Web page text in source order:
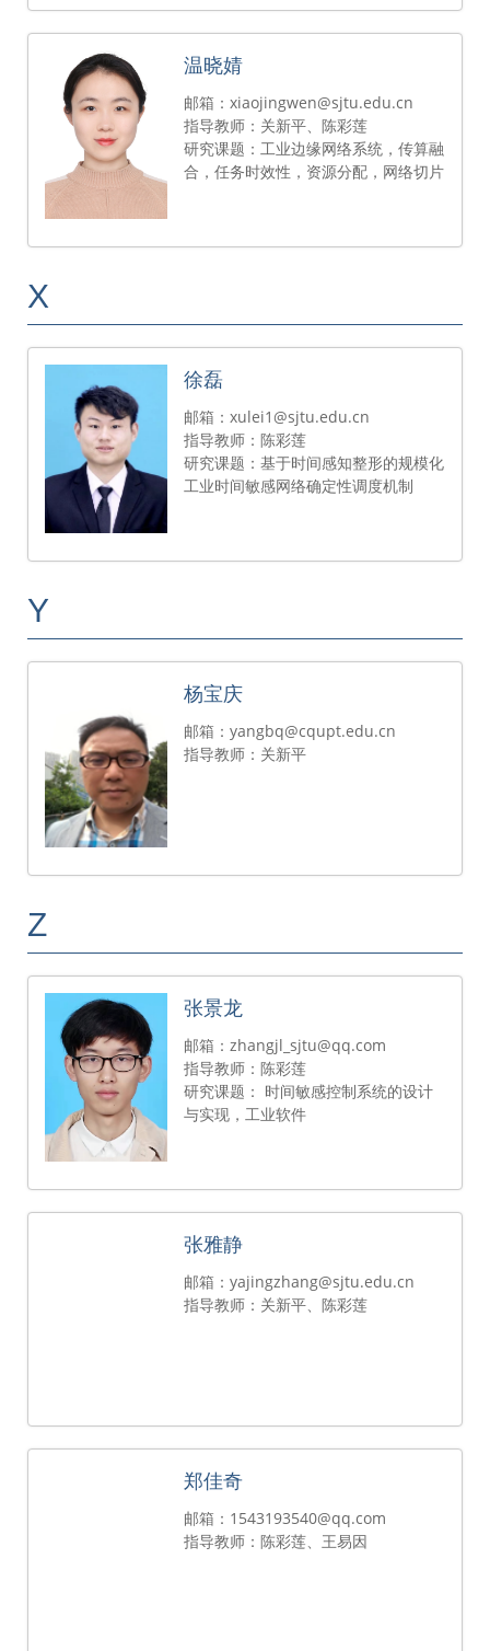
温晓婧
邮箱：xiaojingwen@sjtu.edu.cn
指导教师：关新平、陈彩莲
研究课题：工业边缘网络系统，传算融
合，任务时效性，资源分配，网络切片
X
徐磊
邮箱：xulei1@sjtu.edu.cn
指导教师：陈彩莲
研究课题：基于时间感知整形的规模化
工业时间敏感网络确定性调度机制
Y
杨宝庆
邮箱：yangbq@cqupt.edu.cn
指导教师：关新平
Z
张景龙
邮箱：zhangjl_sjtu@qq.com
指导教师：陈彩莲
研究课题： 时间敏感控制系统的设计
与实现，工业软件
张雅静
邮箱：yajingzhang@sjtu.edu.cn
指导教师：关新平、陈彩莲
郑佳奇
邮箱：1543193540@qq.com
指导教师：陈彩莲、王易因